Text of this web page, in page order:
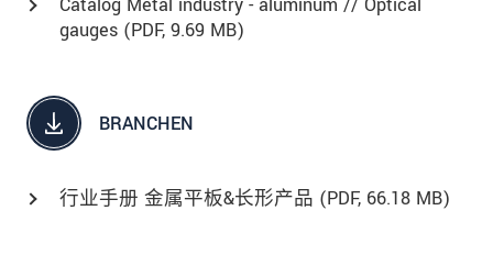
Catalog Metal industry - aluminum // Optical
gauges (PDF, 9.69 MB)
BRANCHEN
行业手册 金属平板&长形产品 (PDF, 66.18 MB)